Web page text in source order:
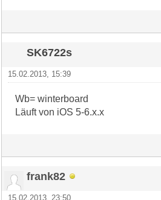
SK6722s
15.02.2013, 15:39
Wb= winterboard
Läuft von iOS 5-6.x.x
frank82
15.02.2013, 23:50